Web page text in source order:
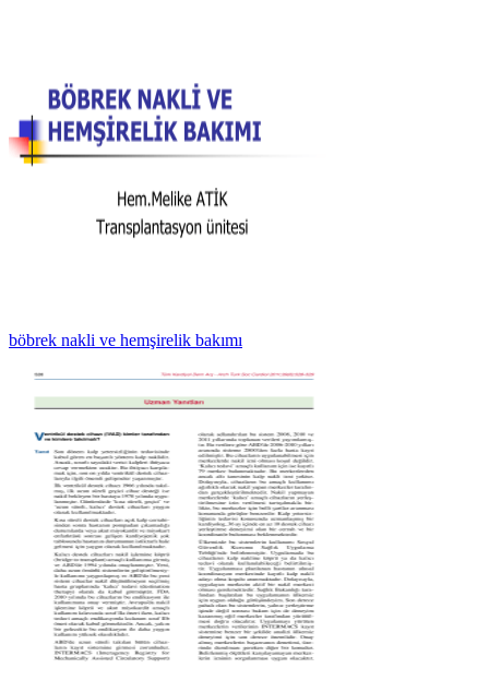
böbrek nakli ve hemşirelik bakımı